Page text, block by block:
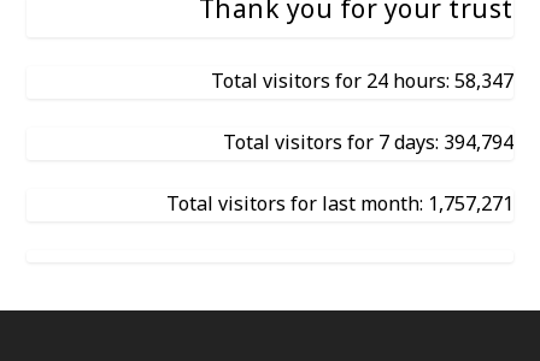
Total visitors for 24 hours: 58,347
Total visitors for 7 days: 394,794
Total visitors for last month: 1,757,271